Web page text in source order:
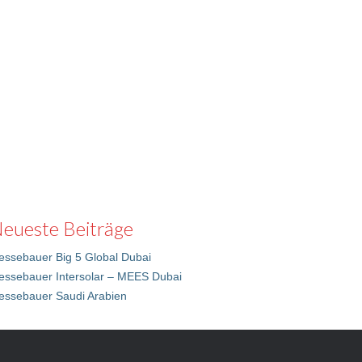
Beiträge
Big 5 Global Dubai
Intersolar – MEES Dubai
Saudi Arabien